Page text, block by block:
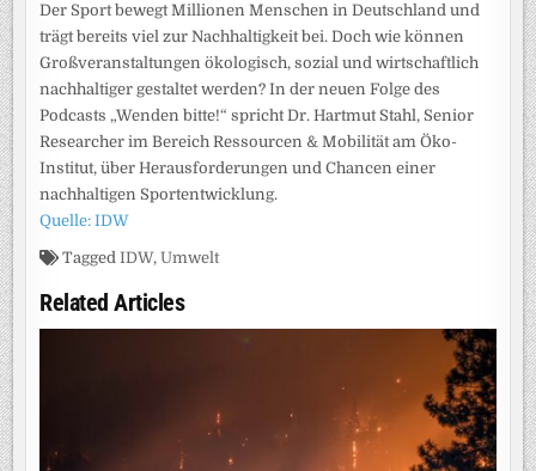
Der Sport bewegt Millionen Menschen in Deutschland und
trägt bereits viel zur Nachhaltigkeit bei. Doch wie können
Großveranstaltungen ökologisch, sozial und wirtschaftlich
nachhaltiger gestaltet werden? In der neuen Folge des
Podcasts „Wenden bitte!“ spricht Dr. Hartmut Stahl, Senior
Researcher im Bereich Ressourcen & Mobilität am Öko-
Institut, über Herausforderungen und Chancen einer
nachhaltigen Sportentwicklung.
Quelle: IDW
TaggedIDW,Umwelt
Related Articles